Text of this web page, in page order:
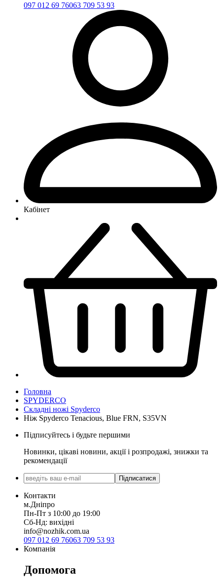
097 012 69 76063 709 53 93
Кабінет
Головна
SPYDERCO
Складні ножі Spyderco
Ніж Spyderco Tenacious, Blue FRN, S35VN
Підписуйтесь і будьте першими
Новинки, цікаві новини, акції і розпродажі, знижки та
рекомендації
Підписатися
Контакти
м.Дніпро
Пн-Пт з 10:00 до 19:00
Сб-Нд: вихідні
info@nozhik.com.ua
097 012 69 76063 709 53 93
Компанія
Допомога